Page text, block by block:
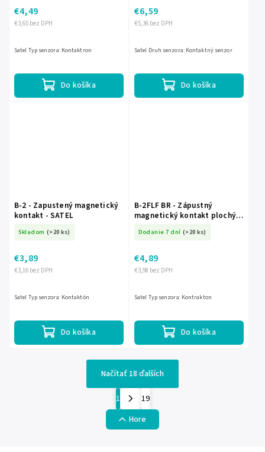
€3,65 bez DPH
€4,49
Do košíka
Satel Typ senzora: Kontaktron
€5,36 bez DPH
€6,59
Do košíka
Satel Druh senzora: Kontaktný senzor
B-2 - Zapustený magnetický
kontakt - SATEL
Skladom (>20 ks)
€3,16 bez DPH
€3,89
Do košíka
Satel Typ senzora: Kontaktón
B-2FLF BR - Zápustný
magnetický kontakt plochý -
Dodanie 7 dní (>20 ks)
€3,98 bez DPH
€4,89
Do košíka
Satel Typ senzora: Kontrakton
Načítať 18 ďalších
1
19
Hore